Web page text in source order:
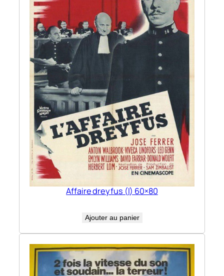
Affaire dreyfus (l) 60×80
Ajouter au panier